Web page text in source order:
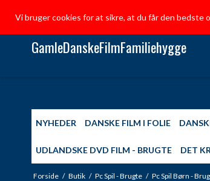
Vi bruger cookies for at sikre, at du får den bedste
GamleDanskeFilmFamiliehygge
NYHEDER DANSKE FILM I FOLIE
UDLANDSKE DVD FILM - BRUGTE DET
Forside / Butik / Pc Spil - Brugte / Pc Spil Børn -